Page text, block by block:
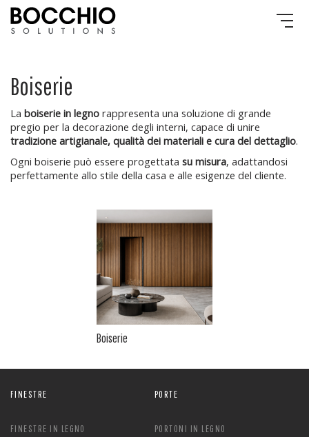
Boiserie
La boiserie in legno rappresenta una soluzione di grande
pregio per la decorazione degli interni, capace di unire
tradizione artigianale, qualità dei materiali e cura del dettaglio.
Ogni boiserie può essere progettata su misura, adattandosi
perfettamente allo stile della casa e alle esigenze del cliente.
Boiserie
FINESTRE
FINESTRE IN LEGNO
PORTE
PORTONI IN LEGNO